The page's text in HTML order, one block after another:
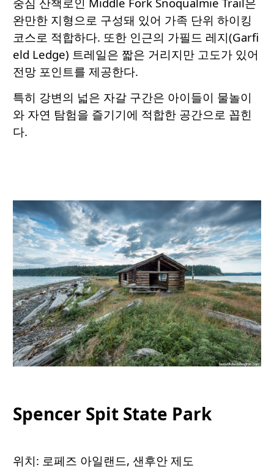
완만한 지형으로 구성돼 있어 가족 단위 하이킹
코스로 적합하다. 또한 인근의 가필드 레지(Garfi
eld Ledge) 트레일은 짧은 거리지만 고도가 있어
전망 포인트를 제공한다.
특히 강변의 넓은 자갈 구간은 아이들이 물놀이
와 자연 탐험을 즐기기에 적합한 공간으로 꼽힌
다.
Spencer Spit State Park
위치: 로페즈 아일랜드, 샌후안 제도